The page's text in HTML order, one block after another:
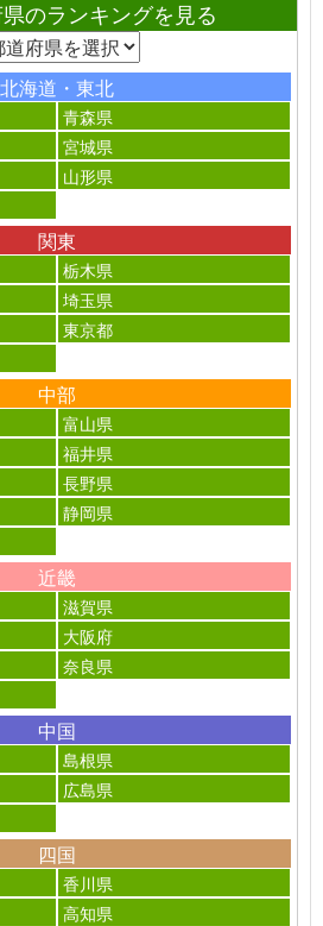
のランキングを見る
北海道・東北
青森県
宮城県
山形県
関東
栃木県
埼玉県
東京都
中部
富山県
福井県
長野県
静岡県
近畿
滋賀県
大阪府
奈良県
中国
島根県
広島県
四国
香川県
高知県